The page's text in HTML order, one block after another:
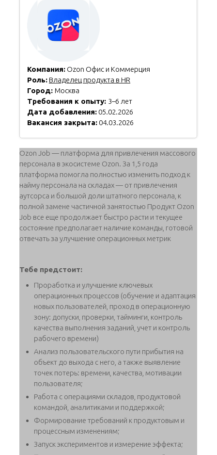
Компания: Ozon Офис и Коммерция
Роль:Владелец продукта в HR
Город: Москва
Требования к опыту: 3–6 лет
Дата добавления: 05.02.2026
Вакансия закрыта: 04.03.2026
Ozon Job — платформа для привлечения массового
персонала в экосистеме Ozon. За 1,5 года
платформа помогла полностью изменить подход к
найму персонала на складах — от привлечения
аутсорса и большой доли штатного персонала, к
полной замене частичной занятостью Продукт Ozon
Job все еще продолжает быстро расти и текущее
состояние предполагает наличие команды, готовой
отвечать за улучшение операционных метрик
Тебе предстоит:
Проработка и улучшение ключевых
операционных процессов (обучение и адаптация
новых пользователей, проход в операционную
зону: допуски, проверки, тайминги, контроль
качества выполнения заданий, учет и контроль
рабочего времени)
Анализ пользовательского пути прибытия на
объект до выхода с него, а также выявление
точек потерь: времени, качества, мотивации
пользователя;
Работа с операциями складов, продуктовой
командой, аналитиками и поддержкой;
Формирование требований к продуктовым и
процессным изменениям;
Запуск экспериментов и измерение эффекта;